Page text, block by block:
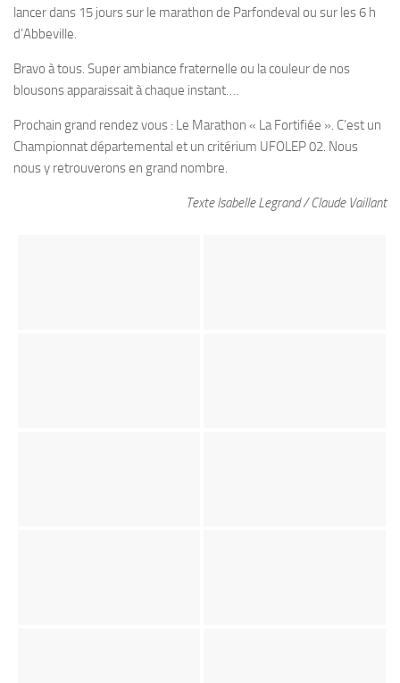
lancer dans 15 jours sur le marathon de Parfondeval ou sur les 6 h
d’Abbeville.
Bravo à tous. Super ambiance fraternelle ou la couleur de nos
blousons apparaissait à chaque instant….
Prochain grand rendez vous : Le Marathon « La Fortifiée ». C’est un
Championnat départemental et un critérium UFOLEP 02. Nous
nous y retrouverons en grand nombre.
Texte Isabelle Legrand / Claude Vaillant